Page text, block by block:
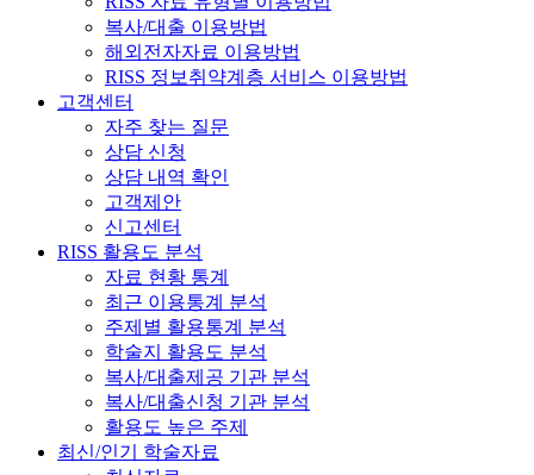
복사/대출 이용방법
해외전자자료 이용방법
RISS 정보취약계층 서비스 이용방법
고객센터
자주 찾는 질문
상담 신청
상담 내역 확인
고객제안
신고센터
RISS 활용도 분석
자료 현황 통계
최근 이용통계 분석
주제별 활용통계 분석
학술지 활용도 분석
복사/대출제공 기관 분석
복사/대출신청 기관 분석
활용도 높은 주제
최신/인기 학술자료